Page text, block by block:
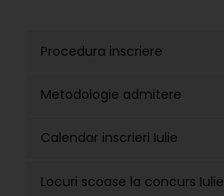
Procedura inscriere
Metodologie admitere
Calendar inscrieri Iulie
Locuri scoase la concurs Iulie